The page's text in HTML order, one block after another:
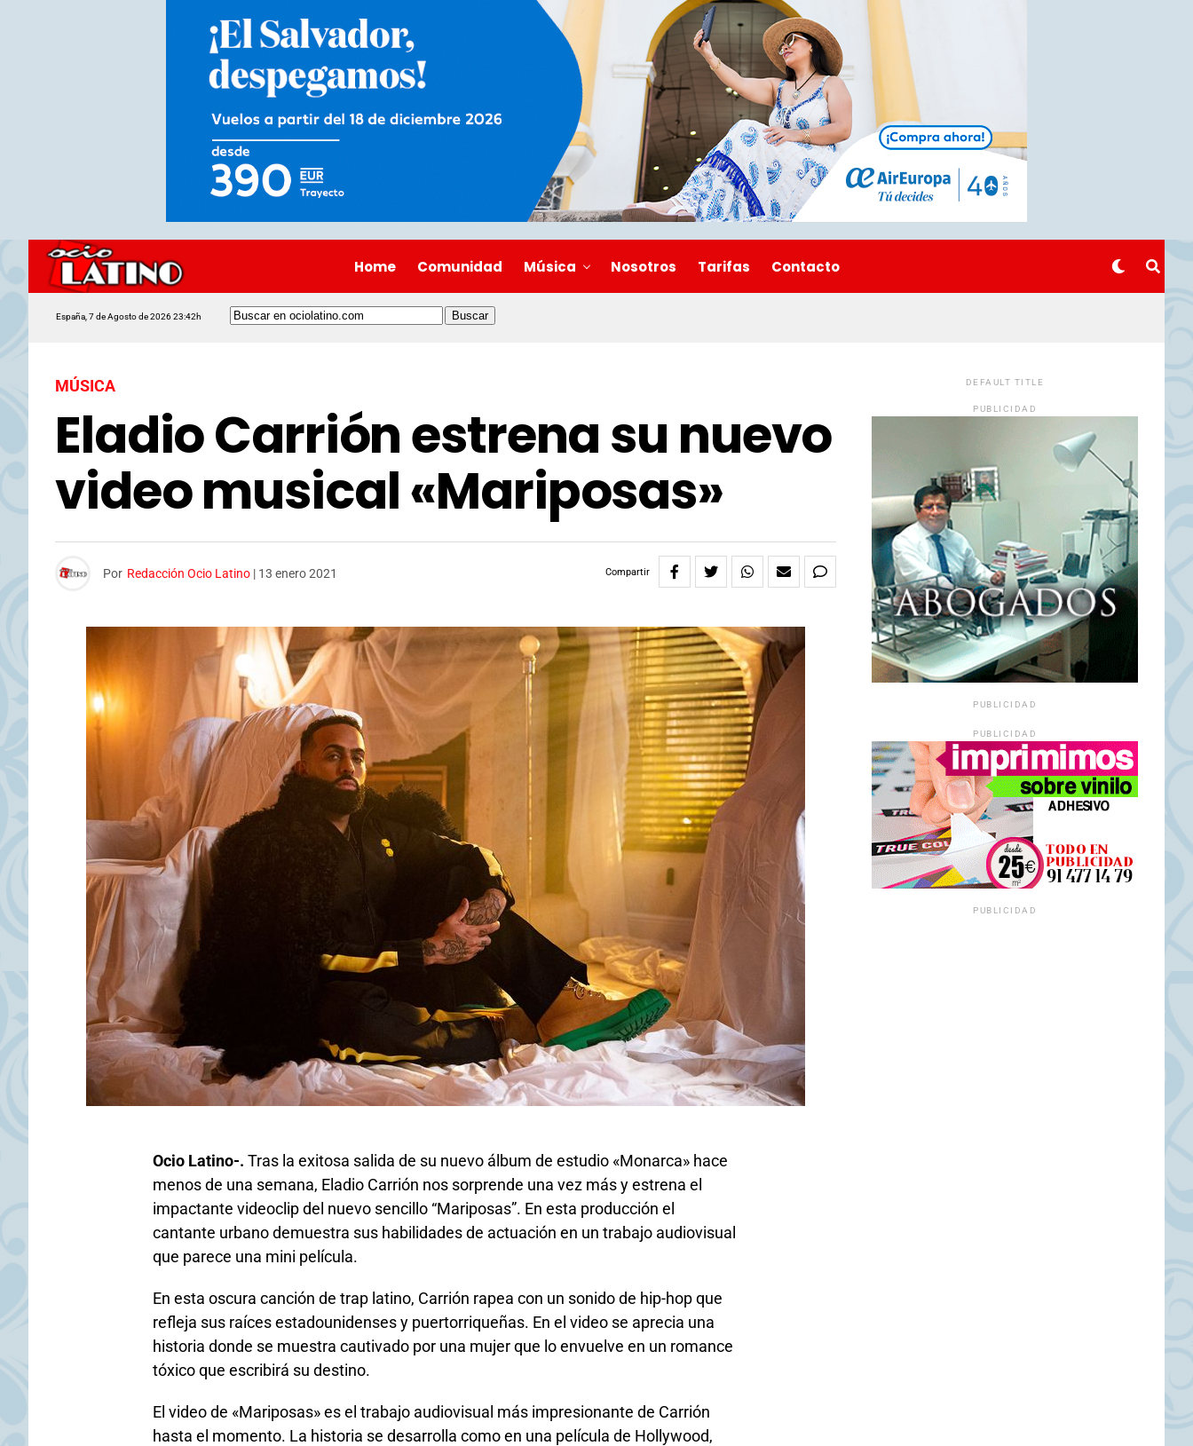
Home Comunidad Música Nosotros Tarifas Contacto
España, 7 de Agosto de 2026 23:42h
MÚSICA
Eladio Carrión estrena su nuevo
video musical «Mariposas»
Por Redacción Ocio Latino | 13 enero 2021 Compartir
Ocio Latino-. Tras la exitosa salida de su nuevo álbum de estudio «Monarca» hace
menos de una semana, Eladio Carrión nos sorprende una vez más y estrena el
impactante videoclip del nuevo sencillo “Mariposas”. En esta producción el
cantante urbano demuestra sus habilidades de actuación en un trabajo audiovisual
que parece una mini película.
En esta oscura canción de trap latino, Carrión rapea con un sonido de hip-hop que
refleja sus raíces estadounidenses y puertorriqueñas. En el video se aprecia una
historia donde se muestra cautivado por una mujer que lo envuelve en un romance
tóxico que escribirá su destino.
El video de «Mariposas» es el trabajo audiovisual más impresionante de Carrión
hasta el momento. La historia se desarrolla como en una película de Hollywood,
DEFAULT TITLE
PUBLICIDAD
PUBLICIDAD
PUBLICIDAD
PUBLICIDAD